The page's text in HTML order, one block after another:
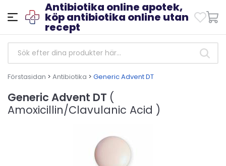
Antibiotika online apotek,
köp antibiotika online utan
recept
Förstasidan > Antibiotika > Generic Advent DT
Generic Advent DT (
Amoxicillin/Clavulanic Acid )